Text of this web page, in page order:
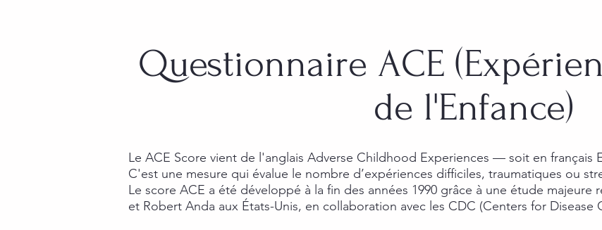
Questionnaire ACE
de l'Enfance)
Le ACE Score vient de l'anglais Adverse Childhood Experiences — soit en français
C'est une mesure qui évalue le nombre d’expériences difficiles, traumatiques ou
Le score ACE a été développé à la fin des années 1990 grâce à une étude majeure
et Robert Anda aux États-Unis, en collaboration avec les CDC (Centers for Disease